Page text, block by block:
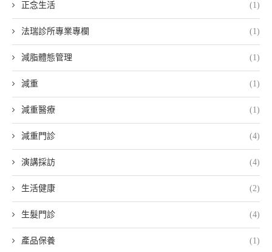
正念生活 (1)
法瑞診所專業專欄 (1)
減脂體態管理 (1)
減重 (1)
減重醫療 (1)
減重門診 (4)
演講採訪 (4)
生活健康 (2)
生髮門診 (4)
產品保養 (1)